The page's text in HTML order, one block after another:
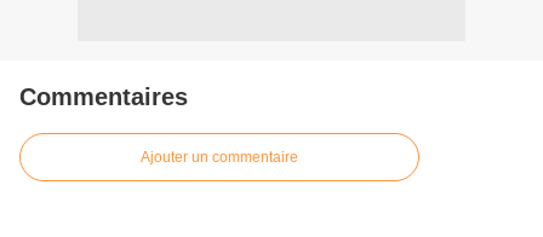
Commentaires
Ajouter un commentaire